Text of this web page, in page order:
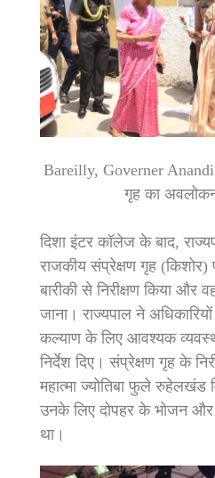
Bareilly, Governer
गृह का
दिशा इंटर कॉलेज के बाद,
राजकीय संप्रेक्षण गृह (किशोर)
बारीकी से निरीक्षण किया और
जाना। राज्यपाल ने
कल्याण के लिए आवश्यक
निर्देश दिए। संप्रेक्षण गृह के
महात्मा ज्योतिबा फुले रुहेलखंड
उनके लिए दोपहर के भोजन और
था।